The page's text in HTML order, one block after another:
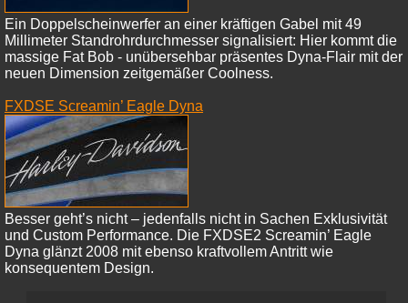
Ein Doppelscheinwerfer an einer kräftigen Gabel mit 49
Millimeter Standrohrdurchmesser signalisiert: Hier kommt die
massige Fat Bob - unübersehbar präsentes Dyna-Flair mit der
neuen Dimension zeitgemäßer Coolness.
FXDSE Screamin’ Eagle Dyna
Besser geht’s nicht – jedenfalls nicht in Sachen Exklusivität
und Custom Performance. Die FXDSE2 Screamin’ Eagle
Dyna glänzt 2008 mit ebenso kraftvollem Antritt wie
konsequentem Design.